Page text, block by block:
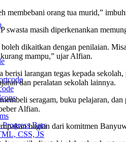
Bars
CSS, JS
membebani orang tua murid,”
swasta masih diperkenankan
dikaitkan dengan penilaian.
mampu,” ujar Alfian.
berisi larangan tegas kepada
dan peralatan sekolah lainnya.
seragam, buku pelajaran,
Alfian.
bagian dari komitmen